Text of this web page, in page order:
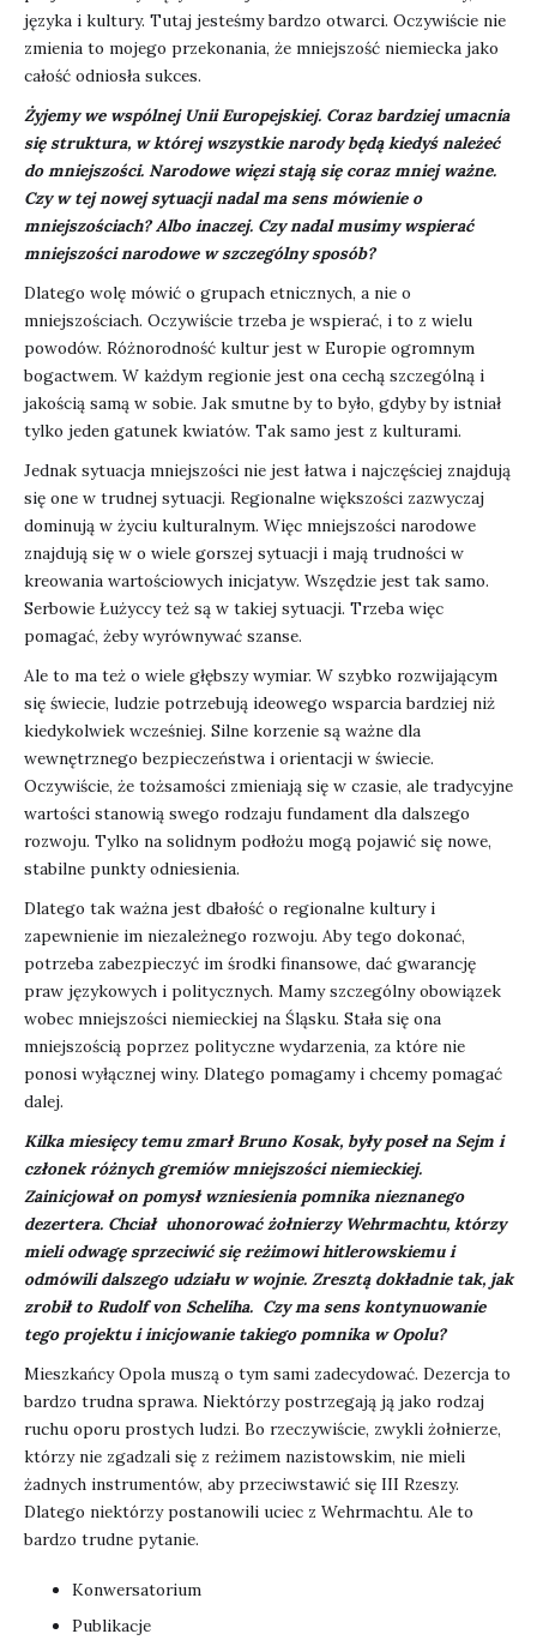
języka i kultury. Tutaj jesteśmy bardzo otwarci. Oczywiście nie
zmienia to mojego przekonania, że mniejszość niemiecka jako
całość odniosła sukces.
Żyjemy we wspólnej Unii Europejskiej. Coraz bardziej umacnia
się struktura, w której wszystkie narody będą kiedyś należeć
do mniejszości. Narodowe więzi stają się coraz mniej ważne.
Czy w tej nowej sytuacji nadal ma sens mówienie o
mniejszościach? Albo inaczej. Czy nadal musimy wspierać
mniejszości narodowe w szczególny sposób?
Dlatego wolę mówić o grupach etnicznych, a nie o
mniejszościach. Oczywiście trzeba je wspierać, i to z wielu
powodów. Różnorodność kultur jest w Europie ogromnym
bogactwem. W każdym regionie jest ona cechą szczególną i
jakością samą w sobie. Jak smutne by to było, gdyby by istniał
tylko jeden gatunek kwiatów. Tak samo jest z kulturami.
Jednak sytuacja mniejszości nie jest łatwa i najczęściej znajdują
się one w trudnej sytuacji. Regionalne większości zazwyczaj
dominują w życiu kulturalnym. Więc mniejszości narodowe
znajdują się w o wiele gorszej sytuacji i mają trudności w
kreowania wartościowych inicjatyw. Wszędzie jest tak samo.
Serbowie Łużyccy też są w takiej sytuacji. Trzeba więc
pomagać, żeby wyrównywać szanse.
Ale to ma też o wiele głębszy wymiar. W szybko rozwijającym
się świecie, ludzie potrzebują ideowego wsparcia bardziej niż
kiedykolwiek wcześniej. Silne korzenie są ważne dla
wewnętrznego bezpieczeństwa i orientacji w świecie.
Oczywiście, że tożsamości zmieniają się w czasie, ale tradycyjne
wartości stanowią swego rodzaju fundament dla dalszego
rozwoju. Tylko na solidnym podłożu mogą pojawić się nowe,
stabilne punkty odniesienia.
Dlatego tak ważna jest dbałość o regionalne kultury i
zapewnienie im niezależnego rozwoju. Aby tego dokonać,
potrzeba zabezpieczyć im środki finansowe, dać gwarancję
praw językowych i politycznych. Mamy szczególny obowiązek
wobec mniejszości niemieckiej na Śląsku. Stała się ona
mniejszością poprzez polityczne wydarzenia, za które nie
ponosi wyłącznej winy. Dlatego pomagamy i chcemy pomagać
dalej.
Kilka miesięcy temu zmarł Bruno Kosak, były poseł na Sejm i
członek różnych gremiów mniejszości niemieckiej.
Zainicjował on pomysł wzniesienia pomnika nieznanego
dezertera. Chciał uhonorować żołnierzy Wehrmachtu, którzy
mieli odwagę sprzeciwić się reżimowi hitlerowskiemu i
odmówili dalszego udziału w wojnie. Zresztą dokładnie tak, jak
zrobił to Rudolf von Scheliha. Czy ma sens kontynuowanie
tego projektu i inicjowanie takiego pomnika w Opolu?
Mieszkańcy Opola muszą o tym sami zadecydować. Dezercja to
bardzo trudna sprawa. Niektórzy postrzegają ją jako rodzaj
ruchu oporu prostych ludzi. Bo rzeczywiście, zwykli żołnierze,
którzy nie zgadzali się z reżimem nazistowskim, nie mieli
żadnych instrumentów, aby przeciwstawić się III Rzeszy.
Dlatego niektórzy postanowili uciec z Wehrmachtu. Ale to
bardzo trudne pytanie.
Konwersatorium
Publikacje